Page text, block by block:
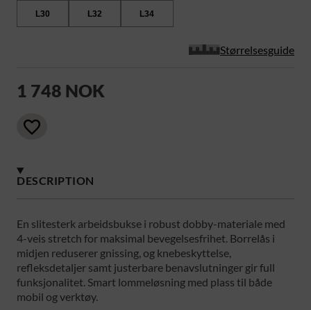
L30 L32 L34
Størrelsesguide
1 748 NOK
DESCRIPTION
En slitesterk arbeidsbukse i robust dobby-materiale med
4-veis stretch for maksimal bevegelsesfrihet. Borrelås i
midjen reduserer gnissing, og knebeskyttelse,
refleksdetaljer samt justerbare benavslutninger gir full
funksjonalitet. Smart lommeløsning med plass til både
mobil og verktøy.